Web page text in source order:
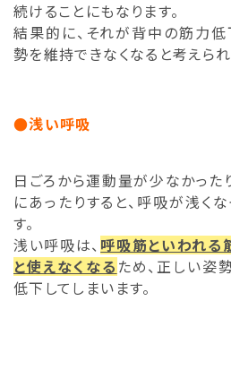
続けることにもなります。
結果的に、それが背中の筋力低
勢を維持できなくなると考えられ
●浅い呼吸
日ごろから運動量が少なかった
にあったりすると、呼吸が浅く
す。
浅い呼吸は、 呼吸筋といわれる
と使えなくなる ため、正しい姿
低下してしまいます。